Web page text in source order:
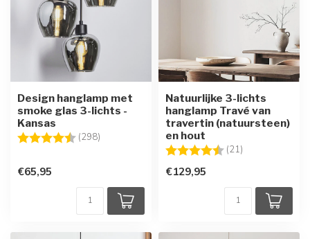
Design hanglamp met
smoke glas 3-lichts -
Kansas
Beoordeling: (298) 4.7 uit 5 sterren
€65,95
Natuurlijke 3-lichts
hanglamp Travé van
travertin (natuursteen)
en hout
Beoordeling: (21)
€129,95